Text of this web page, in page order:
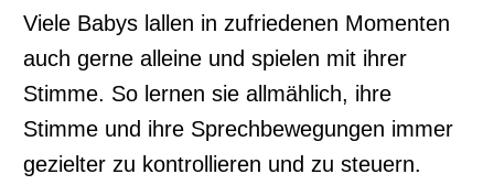
Viele Babys lallen in zufriedenen Momenten
auch gerne alleine und spielen mit ihrer
Stimme. So lernen sie allmählich, ihre
Stimme und ihre Sprechbewegungen immer
gezielter zu kontrollieren und zu steuern.